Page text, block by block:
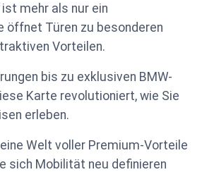
mehr als nur ein
öffnet Türen zu besonderen
Vorteilen.
bis zu exklusiven BMW-
Karte revolutioniert, wie Sie
erleben.
Welt voller Premium-Vorteile
sich Mobilität neu definieren